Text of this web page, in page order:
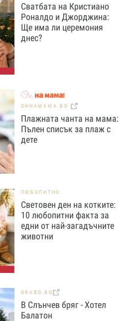
Сватбата на Кристиано
Роналдо и Джорджина:
Ще има ли церемония
днес?
OHNAMAMA.BG
Плажната чанта на мама:
Пълен списък за плаж с
дете
ЛЮБОПИТНО
Световен ден на котките:
10 любопитни факта за
едни от най-загадъчните
животни
GRABO.BG
В Слънчев бряг - Хотел
Балатон